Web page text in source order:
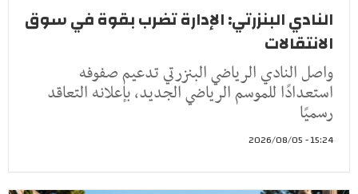
النادي البنزرتي: الإدارة تضرب بقوة في سوق
الانتقالات
واصل النادي الرياضي البنزرتي تدعيم صفوفه
استعدادًا للموسم الرياضي الجديد، بإعلانه التعاقد
رسميًا
15:24 - 2026/08/05